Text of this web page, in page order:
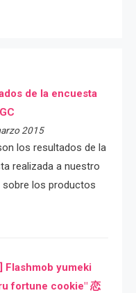
de la encuesta
2015
los resultados de la
realizada a nuestro
sobre los productos
Flashmob yumeki
fortune cookie" 恋